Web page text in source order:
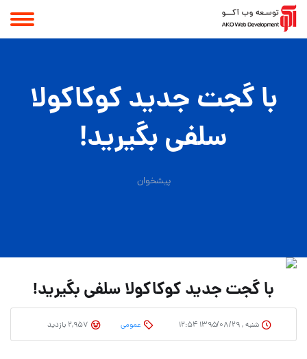
با گجت جدید کوکاکولا
سلفی بگیرید!
پیشخوان
با گجت جدید کوکاکولا سلفی بگیرید!
شنبه , ۱۳۹۵/۰۸/۲۹ ۱۲:۵۴ عمومی